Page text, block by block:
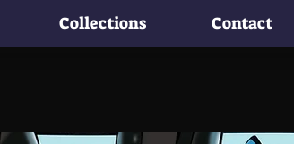
Collections Contact